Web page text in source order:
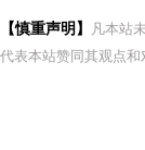
【慎重声明】
凡本站
代表本站赞同其观点